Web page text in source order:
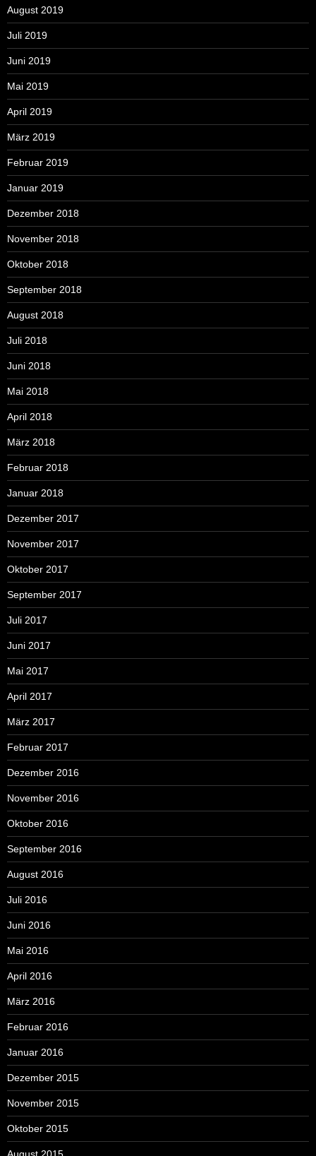
August 2019
Juli 2019
Juni 2019
Mai 2019
April 2019
März 2019
Februar 2019
Januar 2019
Dezember 2018
November 2018
Oktober 2018
September 2018
August 2018
Juli 2018
Juni 2018
Mai 2018
April 2018
März 2018
Februar 2018
Januar 2018
Dezember 2017
November 2017
Oktober 2017
September 2017
Juli 2017
Juni 2017
Mai 2017
April 2017
März 2017
Februar 2017
Dezember 2016
November 2016
Oktober 2016
September 2016
August 2016
Juli 2016
Juni 2016
Mai 2016
April 2016
März 2016
Februar 2016
Januar 2016
Dezember 2015
November 2015
Oktober 2015
August 2015